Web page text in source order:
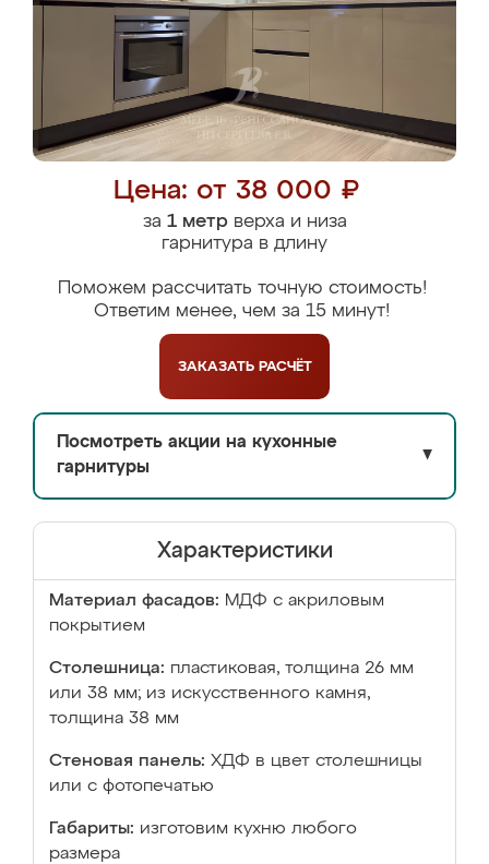
Цена: от 38 000 ₽
за 1 метрверха и низа
гарнитура в длину
Поможем рассчитать точную стоимость!
Ответим менее, чем за 15 минут!
ЗАКАЗАТЬ РАСЧЁТ
Посмотреть акции на кухонные
гарнитуры
▼
Характеристики
Материал фасадов: МДФ с акриловым
покрытием
Столешница: пластиковая, толщина 26 мм
или 38 мм; из искусственного камня,
толщина 38 мм
Стеновая панель: ХДФ в цвет столешницы
или с фотопечатью
Габариты: изготовим кухню любого
размера